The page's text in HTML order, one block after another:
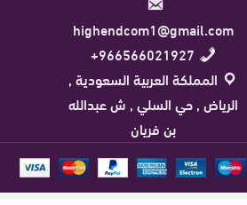
highendcom1@gmail.com
966566021927+
المملكة العربية السعودية ,
الرياض , حي السلي , ش عبدالله
بن فريان